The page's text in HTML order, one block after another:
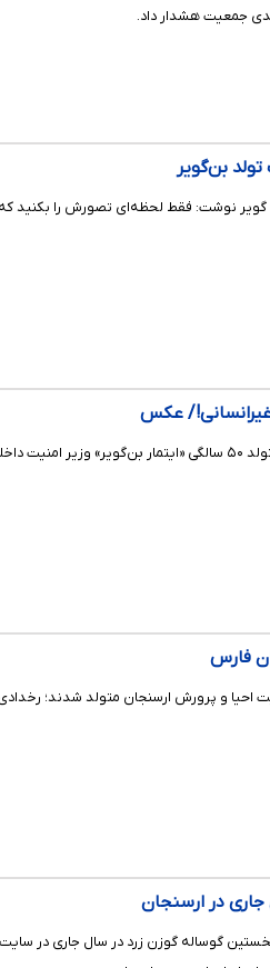
جمعیت هشدار داد.
بن‌گویر
گویر نوشت: فقط لحظه‌ای تصورش را
عکس
تصویر منتشر شده در شبکه‌های اجتماعی، کیک تولد
فارس
احیا و پرورش ارسنجان متولد شدند؛
در ارسنجان
گوساله گوزن زرد در سال جاری در سایت